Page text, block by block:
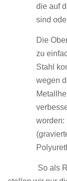
die auf
sind
Die
zu
Stahl
wegen
worden:
So als